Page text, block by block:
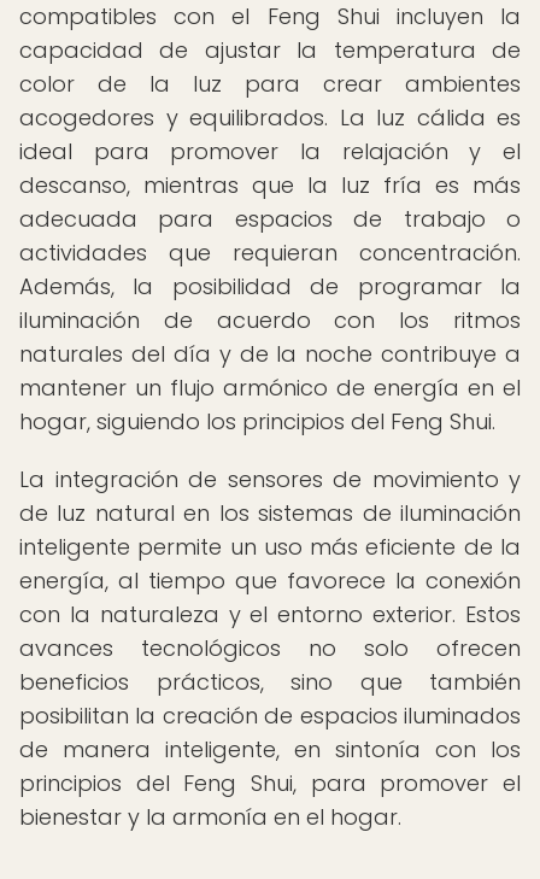
compatibles con el Feng Shui incluyen la
capacidad de ajustar la temperatura de
color de la luz para crear ambientes
acogedores y equilibrados. La luz cálida es
ideal para promover la relajación y el
descanso, mientras que la luz fría es más
adecuada para espacios de trabajo o
actividades que requieran concentración.
Además, la posibilidad de programar la
iluminación de acuerdo con los ritmos
naturales del día y de la noche contribuye a
mantener un flujo armónico de energía en el
hogar, siguiendo los principios del Feng Shui.
La integración de sensores de movimiento y
de luz natural en los sistemas de iluminación
inteligente permite un uso más eficiente de la
energía, al tiempo que favorece la conexión
con la naturaleza y el entorno exterior. Estos
avances tecnológicos no solo ofrecen
beneficios prácticos, sino que también
posibilitan la creación de espacios iluminados
de manera inteligente, en sintonía con los
principios del Feng Shui, para promover el
bienestar y la armonía en el hogar.